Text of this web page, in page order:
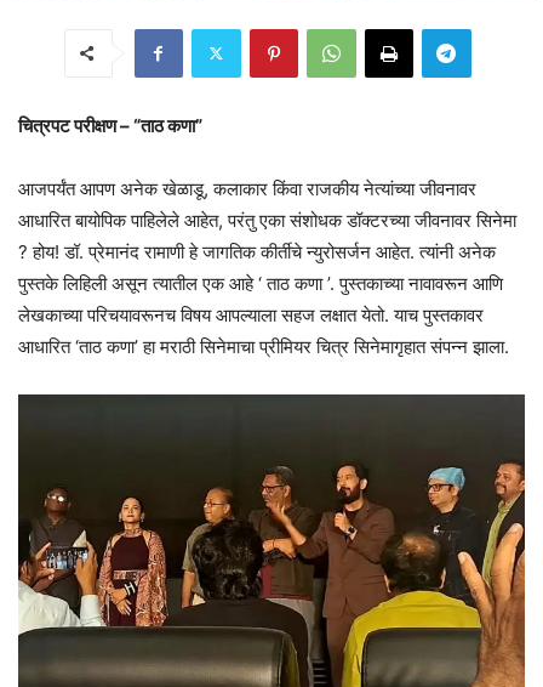
चित्रपट परीक्षण – “ताठ कणा”
आजपर्यंत आपण अनेक खेळाडू, कलाकार किंवा राजकीय नेत्यांच्या जीवनावर
आधारित बायोपिक पाहिलेले आहेत, परंतु एका संशोधक डॉक्टरच्या जीवनावर सिनेमा
? होय! डॉ. प्रेमानंद रामाणी हे जागतिक कीर्तीचे न्युरोसर्जन आहेत. त्यांनी अनेक
पुस्तके लिहिली असून त्यातील एक आहे ‘ ताठ कणा ’. पुस्तकाच्या नावावरून आणि
लेखकाच्या परिचयावरूनच विषय आपल्याला सहज लक्षात येतो. याच पुस्तकावर
आधारित ‘ताठ कणा’ हा मराठी सिनेमाचा प्रीमियर चित्र सिनेमागृहात संपन्न झाला.